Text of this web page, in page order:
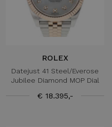
ROLEX
Datejust 41 Steel/Everose
Jubilee Diamond MOP Dial
€ 18.395,-